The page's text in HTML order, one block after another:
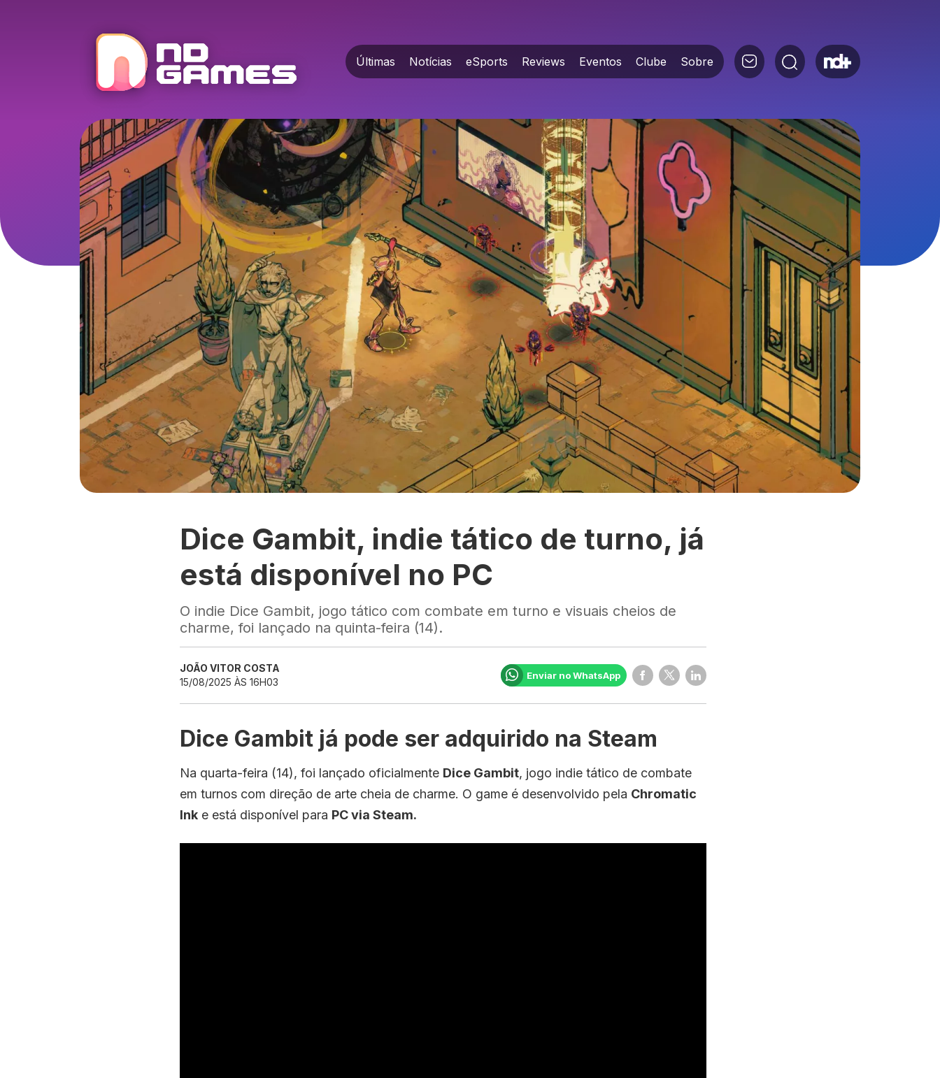
Últimas Notícias eSports Reviews Eventos Clube Sobre
Dice Gambit, indie tático de turno, já
está disponível no PC
O indie Dice Gambit, jogo tático com combate em turno e visuais cheios de
charme, foi lançado na quinta-feira (14).
JOÃO VITOR COSTA
15/08/2025 ÀS 16H03
Enviar no WhatsApp
Dice Gambit já pode ser adquirido na Steam
Na quarta-feira (14), foi lançado oficialmente Dice Gambit, jogo indie tático de combate
em turnos com direção de arte cheia de charme. O game é desenvolvido pela Chromatic
Inke está disponível para PC via Steam.